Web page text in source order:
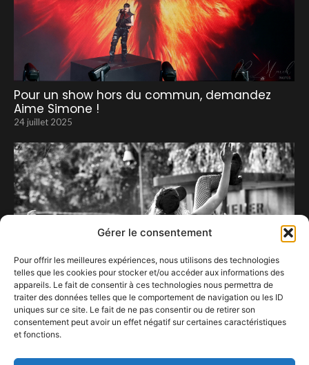
Gérer le consentement
Pour offrir les meilleures expériences, nous utilisons des technologies
telles que les cookies pour stocker et/ou accéder aux informations des
appareils. Le fait de consentir à ces technologies nous permettra de
traiter des données telles que le comportement de navigation ou les ID
uniques sur ce site. Le fait de ne pas consentir ou de retirer son
consentement peut avoir un effet négatif sur certaines caractéristiques
et fonctions.
Pour un show hors du commun, demandez
Aime Simone !
24 juillet 2025
12 octobre 2023